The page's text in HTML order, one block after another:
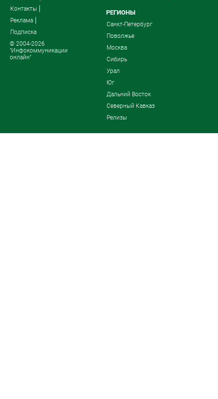
Контакты
Реклама
Подписка
© 2004-2026
"Инфокоммуникации
онлайн"
РЕГИОНЫ
Санкт-Петербург
Поволжье
Москва
Сибирь
Урал
Юг
Дальний Восток
Северный Кавказ
Релизы